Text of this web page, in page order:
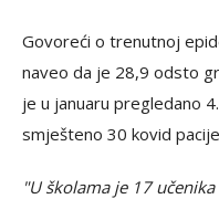
Govoreći o trenutnoj
naveo da je 28,9 odsto
je u januaru pregledano
smješteno 30 kovid
"U školama je 17